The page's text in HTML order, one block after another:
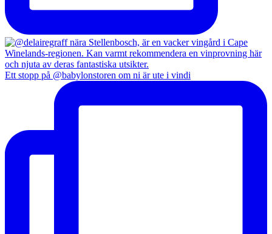
Ett stopp på @babylonstoren om ni är ute i vindi